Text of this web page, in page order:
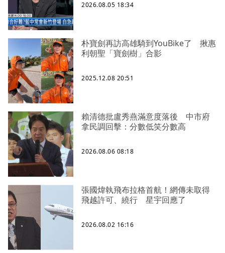
2026.08.05 18:34
朴寶劍再訪高雄騎到YouBike了 揪惠
利朝聖「寶劍樹」合影
2025.12.08 20:51
賴清德批盧秀燕滿意度落後 中市府
拿民調回擊：分數低笑分數高
2026.08.06 08:18
張國煒執飛布拉格首航！網傳未取得
飛越許可、繞行 星宇回應了
2026.08.02 16:16